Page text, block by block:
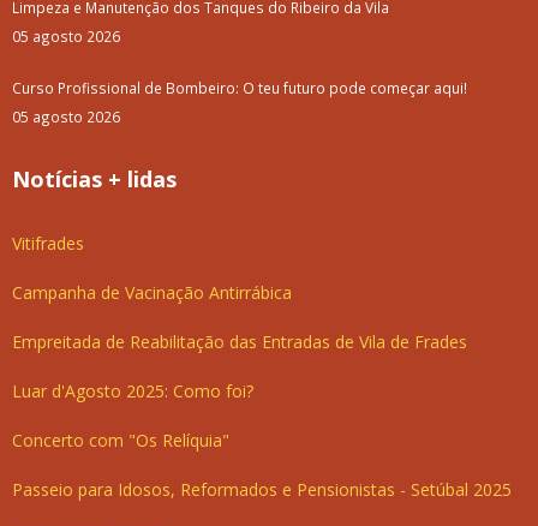
Limpeza e Manutenção dos Tanques do Ribeiro da Vila
05 agosto 2026
Curso Profissional de Bombeiro: O teu futuro pode começar aqui!
05 agosto 2026
Notícias + lidas
Vitifrades
Campanha de Vacinação Antirrábica
Empreitada de Reabilitação das Entradas de Vila de Frades
Luar d'Agosto 2025: Como foi?
Concerto com "Os Relíquia"
Passeio para Idosos, Reformados e Pensionistas - Setúbal 2025